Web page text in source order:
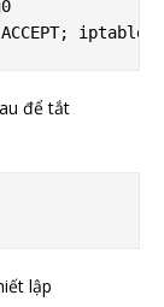
để tắt
lập